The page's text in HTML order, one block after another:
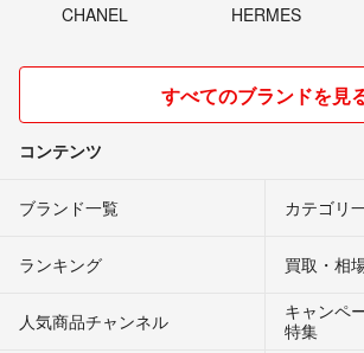
CHANEL HERMES
すべてのブランドを見
コンテンツ
ブランド一覧 カテゴリ
ランキング 買取・相
人気商品チャンネル
キャンペ
特集